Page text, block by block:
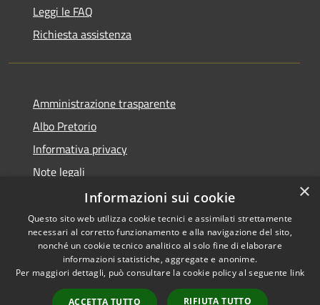
Leggi le FAQ
Richiesta assistenza
Amministrazione trasparente
Albo Pretorio
Informativa privacy
Note legali
Dichiarazione di accessibilità
RSS
Accessibilità
Copyright © 2026 • Comune di
Municipium• Accesso
×
Informazioni sui cookie
Questo sito web utilizza cookie tecnici e assimilati strettamente
necessari al corretto funzionamento e alla navigazione del sito,
nonché un cookie tecnico analitico al solo fine di elaborare
informazioni statistiche, aggregate e anonime.
Per maggiori dettagli, può consultare la cookie policy al seguente link
ACCETTA TUTTO RIFIUTA TUTTO